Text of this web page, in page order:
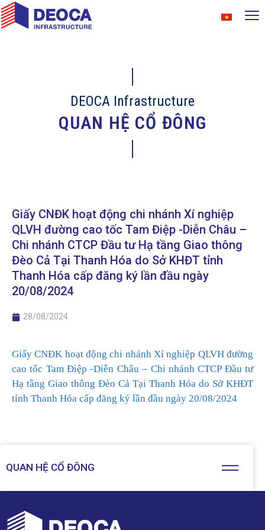
DEOCA Infrastructure
QUAN HỆ CỔ ĐÔNG
QUAN HỆ CỔ ĐÔNG
Giấy CNĐK hoạt động chi nhánh Xí nghiệp
QLVH đường cao tốc Tam Điệp -Diễn Châu –
Chi nhánh CTCP Đầu tư Hạ tầng Giao thông
Đèo Cả Tại Thanh Hóa do Sở KHĐT tỉnh
Thanh Hóa cấp đăng ký lần đầu ngày
20/08/2024
28/08/2024
Giấy CNĐK hoạt động chi nhánh Xí nghiệp QLVH đường
cao tốc Tam Điệp -Diễn Châu – Chi nhánh CTCP Đầu tư
Hạ tầng Giao thông Đèo Cả Tại Thanh Hóa do Sở KHĐT
tỉnh Thanh Hóa cấp đăng ký lần đầu ngày 20/08/2024